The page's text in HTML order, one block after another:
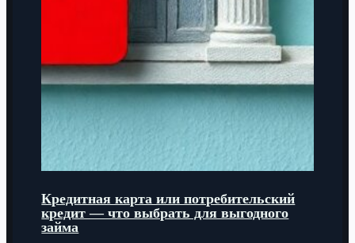
Кредитная карта или потребительский
кредит — что выбрать для выгодного
займа